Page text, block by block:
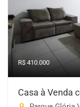
R$ 410.000
Casa à Venda